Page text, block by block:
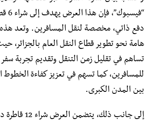
دفع ذاتي، مخصصة لنقل المسافرين. وتعد
هامة نحو تطوير قطاع النقل العام بالجزائر،
تساهم في تقليل زمن التنقل وتقديم تجربة سفر
للمسافرين، كما تسهم في تعزيز كفاءة الخطوط
بين المدن الكبرى.
إلى جانب ذلك،